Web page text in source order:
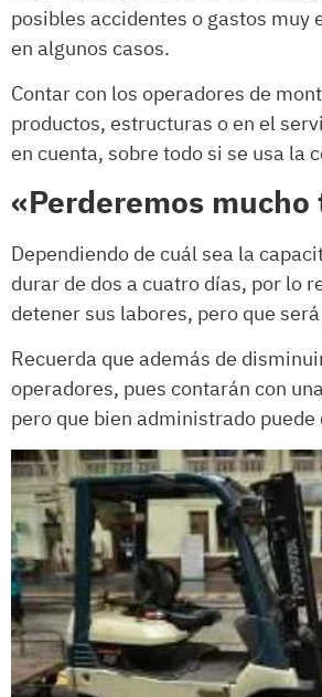
posibles accidentes o gastos
en algunos casos.
Contar con los operadores de
productos, estructuras o en el
en cuenta, sobre todo si se usa la
«Perderemos
Dependiendo de cuál sea la
durar de dos a cuatro días, por lo
detener sus labores, pero que
Recuerda que además de
operadores, pues contarán con
pero que bien administrado